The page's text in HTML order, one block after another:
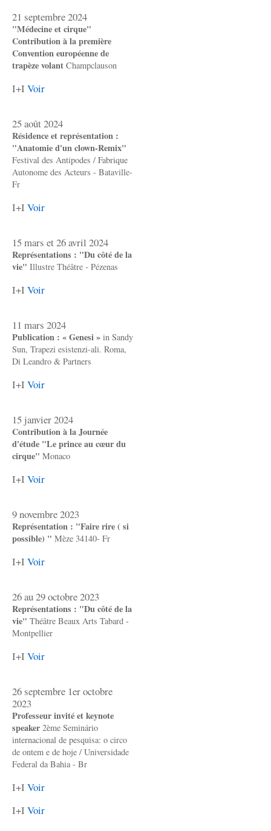
21 septembre 2024
"Médecine et cirque"
Contribution à la première
Convention européenne de
trapèze volant Champclauson
I+I Voir
25 août 2024
Résidence et représentation :
"Anatomie d'un clown-Remix"
Festival des Antipodes / Fabrique
Autonome des Acteurs - Bataville-
Fr
I+I Voir
15 mars et 26 avril 2024
Représentations : "Du côté de la
vie" Illustre Théâtre - Pézenas
I+I Voir
11 mars 2024
Publication : « Genesi » in Sandy
Sun, Trapezi esistenzi-ali. Roma,
Di Leandro & Partners
I+I Voir
15 janvier 2024
Contribution à la Journée
d'étude "Le prince au cœur du
cirque" Monaco
I+I Voir
9 novembre 2023
Représentation : "Faire rire ( si
possible) " Mèze 34140- Fr
I+I Voir
26 au 29 octobre 2023
Représentations : "Du côté de la
vie" Théâtre Beaux Arts Tabard -
Montpellier
I+I Voir
26 septembre 1er octobre
2023
Professeur invité et keynote
speaker 2ème Seminário
internacional de pesquisa: o circo
de ontem e de hoje / Universidade
Federal da Bahia - Br
I+I Voir
I+I Voir